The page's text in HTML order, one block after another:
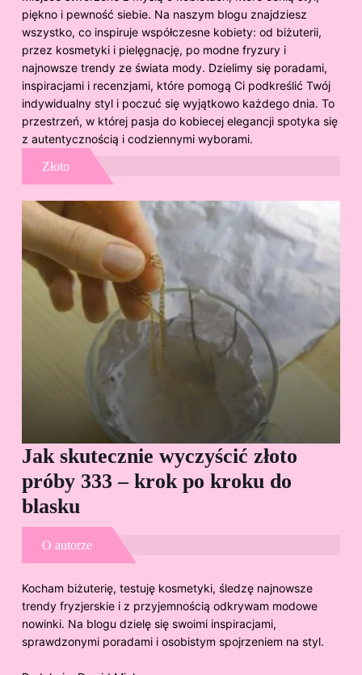
piękno i pewność siebie. Na naszym blogu znajdziesz
wszystko, co inspiruje współczesne kobiety: od biżuterii,
przez kosmetyki i pielęgnację, po modne fryzury i
najnowsze trendy ze świata mody. Dzielimy się poradami,
inspiracjami i recenzjami, które pomogą Ci podkreślić Twój
indywidualny styl i poczuć się wyjątkowo każdego dnia. To
przestrzeń, w której pasja do kobiecej elegancji spotyka się
z autentycznością i codziennymi wyborami.
Złoto
Jak skutecznie wyczyścić złoto
próby 333 – krok po kroku do
blasku
O autorze
Kocham biżuterię, testuję kosmetyki, śledzę najnowsze
trendy fryzjerskie i z przyjemnością odkrywam modowe
nowinki. Na blogu dzielę się swoimi inspiracjami,
sprawdzonymi poradami i osobistym spojrzeniem na styl.